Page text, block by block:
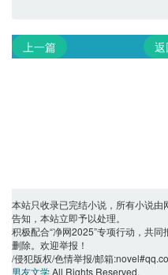
上一篇
本站只收录已完结小说，所有小说
告知，本站立即予以处理。
积极配合“净网2025”专项行动，共
删除。欢迎举报！
/侵犯版权/色情举报/邮箱
男友文学All Rights Reserved.